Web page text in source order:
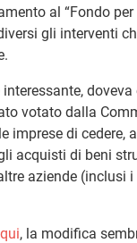
al “Fondo
gli interventi
votato dalla
imprese di cedere,
acquisti di beni
aziende
qui, la modifica